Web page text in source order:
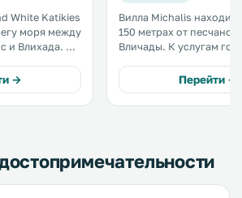
White Katikies
моря между
Влихада. Он
.
→
Вилла Michalis
150 метрах от
Вличады. К услугам гостей
зонтиками открытый
бар у бассейна. К услугам гостей
номера с бесплатным
Перейти →